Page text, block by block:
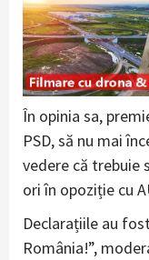
În opinia sa,
PSD, să nu mai
vedere că trebuie
ori în opoziție cu
Declarațiile au
România!”,